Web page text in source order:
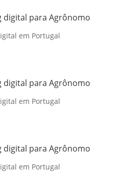
digital para Agrônomo
em Portugal
digital para Agrônomo
em Portugal
digital para Agrônomo
em Portugal